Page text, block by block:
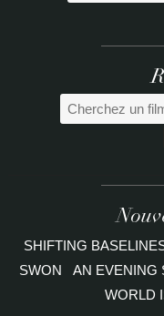
SHIFTING
SWON
AN EVENING
WORLD